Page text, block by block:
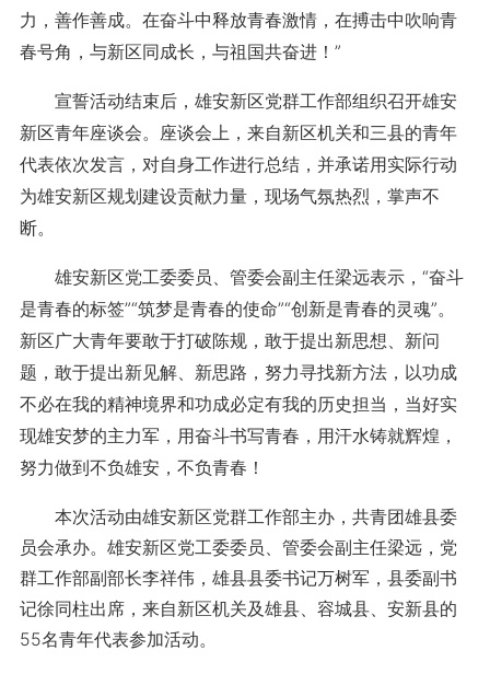
力，善作善成。在奋斗中释放青春激情，在搏击中吹响青
春号角，与新区同成长，与祖国共奋进！”
宣誓活动结束后，雄安新区党群工作部组织召开雄安
新区青年座谈会。座谈会上，来自新区机关和三县的青年
代表依次发言，对自身工作进行总结，并承诺用实际行动
为雄安新区规划建设贡献力量，现场气氛热烈，掌声不
断。
雄安新区党工委委员、管委会副主任梁远表示，“奋斗
是青春的标签”“筑梦是青春的使命”“创新是青春的灵魂”。
新区广大青年要敢于打破陈规，敢于提出新思想、新问
题，敢于提出新见解、新思路，努力寻找新方法，以功成
不必在我的精神境界和功成必定有我的历史担当，当好实
现雄安梦的主力军，用奋斗书写青春，用汗水铸就辉煌，
努力做到不负雄安，不负青春！
本次活动由雄安新区党群工作部主办，共青团雄县委
员会承办。雄安新区党工委委员、管委会副主任梁远，党
群工作部副部长李祥伟，雄县县委书记万树军，县委副书
记徐同柱出席，来自新区机关及雄县、容城县、安新县的
55名青年代表参加活动。